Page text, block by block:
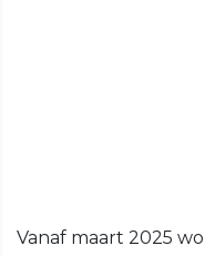
Vanaf maart 2025